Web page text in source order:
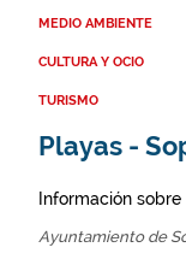
MEDIO AMBIENTE
CULTURA Y OCIO
TURISMO
Playas -
Información
Ayuntamiento de